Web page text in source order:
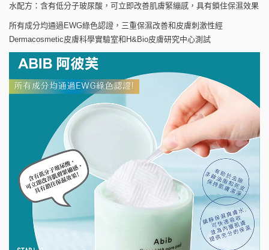
水配方：含有低分子玻尿酸，可立即改善肌膚緊繃感，具有鎖住保濕效果
所有成分均通過EWG綠色認證，三重保濕改善和皮膚刺激性經
Dermacosmetic皮膚科學實驗室和H&Bio皮膚研究中心測試